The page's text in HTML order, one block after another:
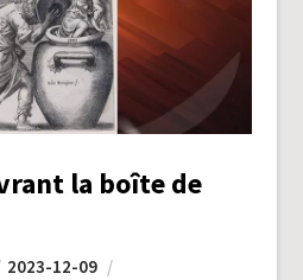
la boîte de
2023-12-09